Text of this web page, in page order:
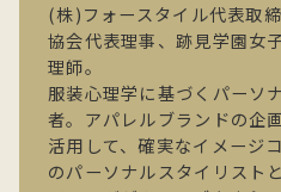
(株)フォースタイル代表取
協会代表理事、跡見学園女
理師。
服装心理学に基づくパーソ
者。アパレルブランドの企
活用して、確実なイメージ
のパーソナルスタイリスト